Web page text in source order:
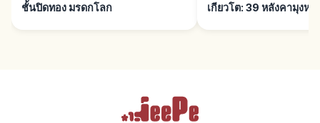
ชั้นปิดทอง มรดกโลก
เกียวโต: 39 หลังคามุงหญ้